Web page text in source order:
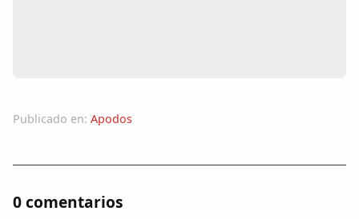
Publicado en: Apodos
0 comentarios